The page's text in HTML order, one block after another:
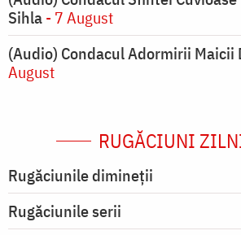
Sihla- 7 August
(Audio) Condacul Adormirii Maicii
August
RUGĂCIUNI
Rugăciunile dimineții
Rugăciunile serii